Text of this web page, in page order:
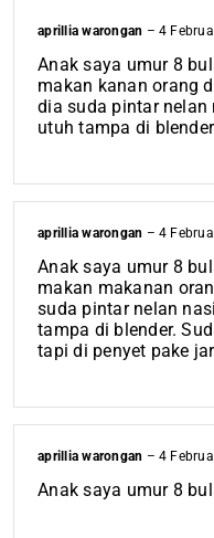
aprillia warongan – 4
Anak saya umur 8
makan kanan orang
dia suda pintar nelan
utuh tampa di
aprillia warongan – 4
Anak saya umur 8
makan makanan
suda pintar nelan
tampa di blender.
tapi di penyet pake
aprillia warongan – 4
Anak saya umur 8